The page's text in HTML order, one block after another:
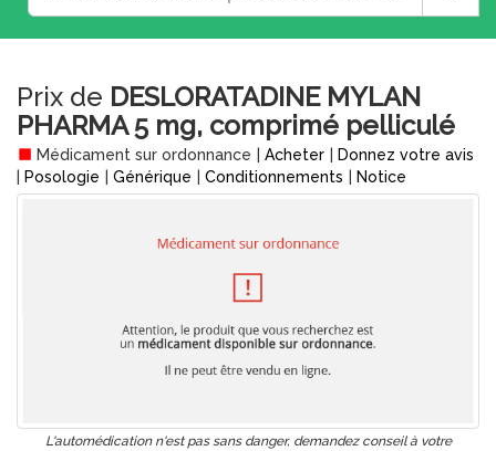
Prix de DESLORATADINE MYLAN
PHARMA 5 mg, comprimé pelliculé
Médicament sur ordonnance Acheter
Donnez votre avis
Posologie Générique Conditionnements Notice
L'automédication n'est pas sans danger, demandez conseil à votre